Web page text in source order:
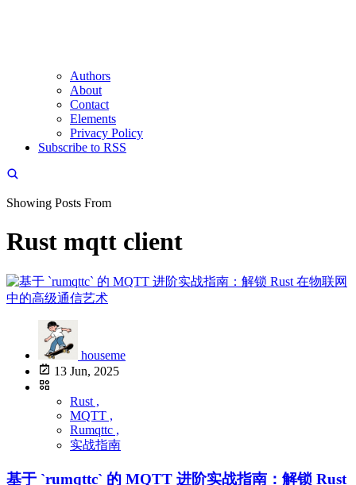
Authors
About
Contact
Elements
Privacy Policy
Subscribe to RSS
Showing Posts From
Rust mqtt client
houseme
13 Jun, 2025
Rust ,
MQTT ,
Rumqttc ,
实战指南
基于 `rumqttc` 的 MQTT 进阶实战指南：解锁 Rust